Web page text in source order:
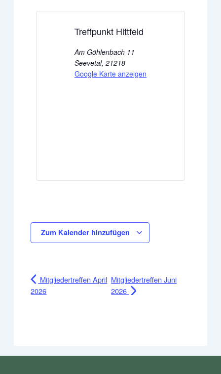
Treffpunkt Hittfeld
Am Göhlenbach 11
Seevetal, 21218
Google Karte anzeigen
Zum Kalender hinzufügen
Mitgliedertreffen April
2026
Mitgliedertreffen Juni
2026